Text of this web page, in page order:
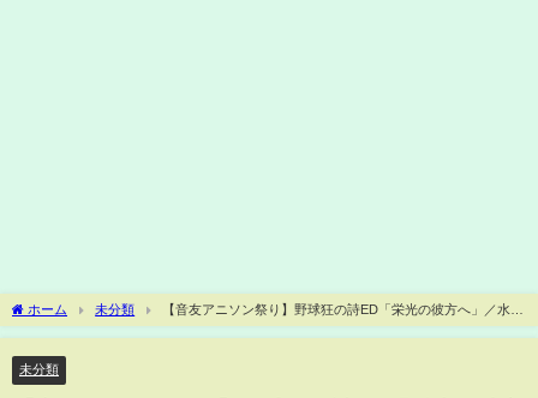
ホーム 未分類
【音友アニソン祭り】野球狂の詩ED「栄光の彼方へ」／水木
一郎 cover by Tsuki
未分類